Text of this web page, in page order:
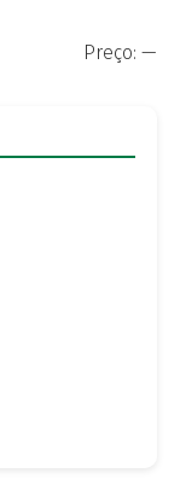
Preço: —